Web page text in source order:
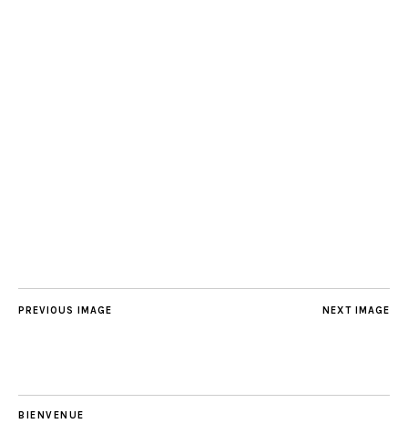
NEXT IMAGE
PREVIOUS IMAGE
BIENVENUE